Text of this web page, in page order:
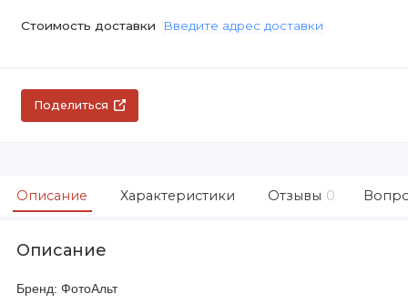
Стоимость доставки Введите адрес доставки
Поделиться
Описание Характеристики Отзывы 0
Описание
Бренд: ФотоАльт